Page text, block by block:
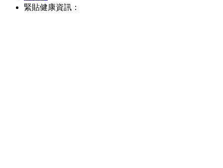
緊貼健康資訊：